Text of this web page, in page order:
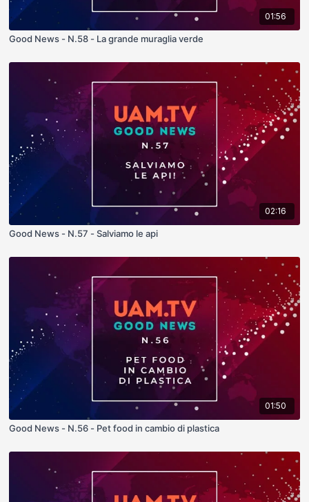
01:56
Good News - N.58 - La grande muraglia verde
02:16
Good News - N.57 - Salviamo le api
01:50
Good News - N.56 - Pet food in cambio di plastica